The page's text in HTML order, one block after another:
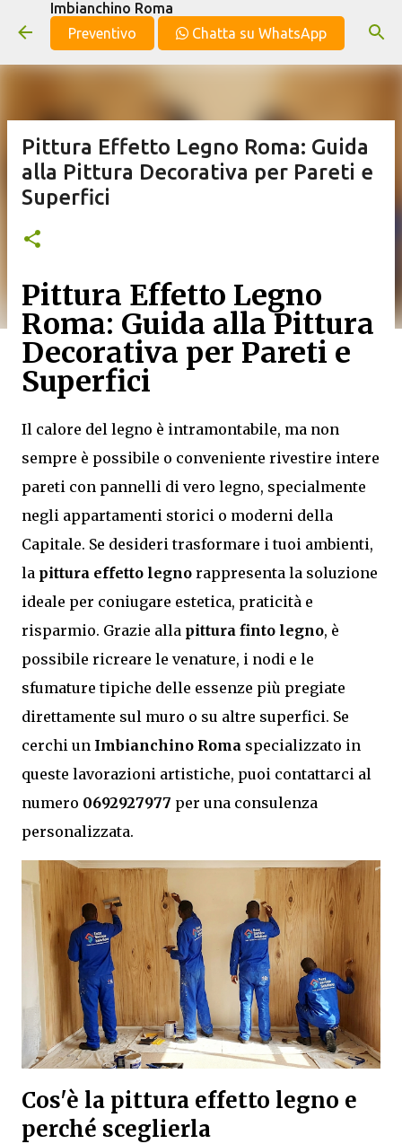
Passa ai contenuti principali
Imbianchino Roma
Preventivo
Chatta su WhatsApp
Pittura Effetto Legno Roma: Guida
alla Pittura Decorativa per Pareti e
Superfici
Pittura Effetto Legno
Roma: Guida alla Pittura
Decorativa per Pareti e
Superfici
Il calore del legno è intramontabile, ma non
sempre è possibile o conveniente rivestire intere
pareti con pannelli di vero legno, specialmente
negli appartamenti storici o moderni della
Capitale. Se desideri trasformare i tuoi ambienti,
la pittura effetto legno rappresenta la soluzione
ideale per coniugare estetica, praticità e
risparmio. Grazie alla pittura finto legno, è
possibile ricreare le venature, i nodi e le
sfumature tipiche delle essenze più pregiate
direttamente sul muro o su altre superfici. Se
cerchi un Imbianchino Roma specializzato in
queste lavorazioni artistiche, puoi contattarci al
numero 0692927977 per una consulenza
personalizzata.
Cos'è la pittura effetto legno e
perché sceglierla